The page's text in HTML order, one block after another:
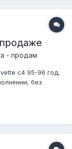
- продам
с4 95-96 год,
без
камару/